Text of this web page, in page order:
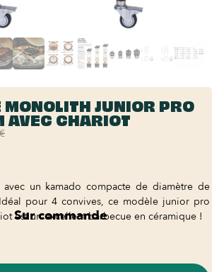
JUNIOR PRO
CHARIOT
avec un kamado compacte de diamètre de
pour 4 convives, ce modèle junior pro
est un excellent barbecue en céramique !
Sur commande